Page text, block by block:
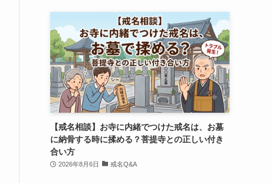
【戒名相談】お寺に内緒でつけた戒名は、お墓
に納骨する時に揉める？菩提寺との正しい付き
合い方
2026年8月6日 戒名Q&A